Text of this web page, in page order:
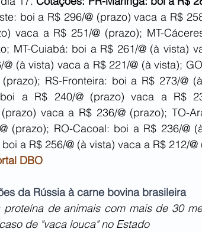
boi a R$ 296/@ (prazo) vaca a R$
vaca a R$ 251/@ (prazo); MT-
MT-Cuiabá: boi a R$ 261/@ (à vista)
(à vista) vaca a R$ 221/@ (à vista);
RS-Fronteira: boi a R$ 273/@
a R$ 240/@ (prazo) vaca a R$
vaca a R$ 236/@ (prazo); TO-
(prazo); RO-Cacoal: boi a R$ 236/@
a R$ 256/@ (à vista) vaca a R$ 212/@
DBO
da Rússia à carne bovina brasileira
proteína de animais com mais de 30
de "vaca louca" no Estado